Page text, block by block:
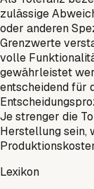
zulässige
oder anderen
Grenzwerte
volle
gewährleistet
entscheidend für
Je strenger die
Herstellung sein,
Lexikon